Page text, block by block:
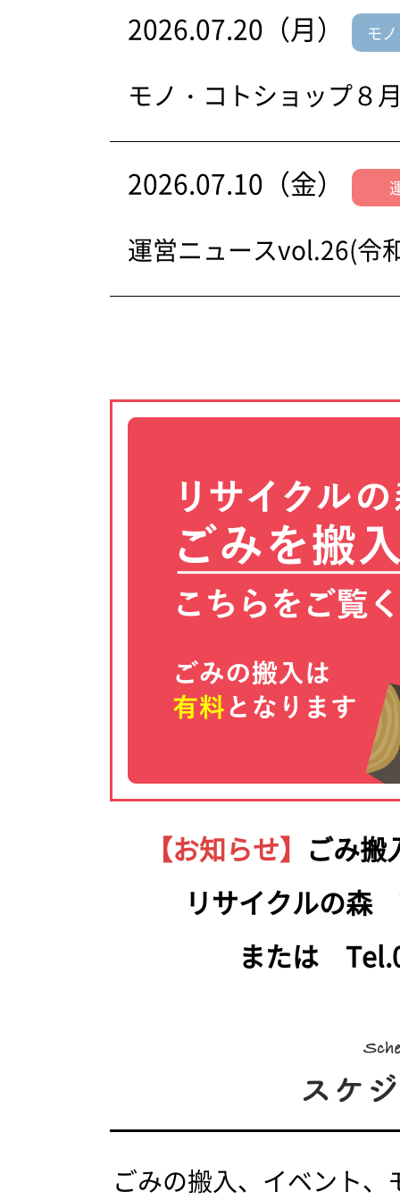
2026.07.20（月） モ
モノ・コトショップ８
2026.07.10（金）
運営ニュースvol.26(令
【お知らせ】 ごみ搬
リサイクルの森
または
ごみの搬入、イベント